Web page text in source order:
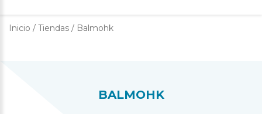
Inicio / Tiendas / Balmohk
BALMOHK